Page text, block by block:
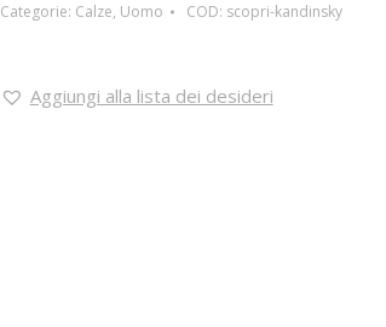
Categorie: Calze, Uomo COD: scopri-kandinsky
Aggiungi alla lista dei desideri